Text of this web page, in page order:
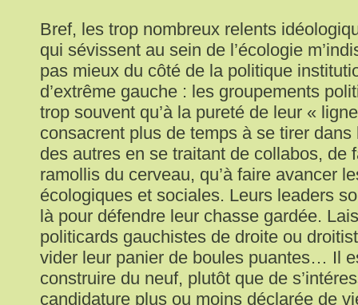
Bref, les trop nombreux relents
qui sévissent au sein de l’écologie
pas mieux du côté de la politique
d’extrême gauche : les groupements
trop souvent qu’à la pureté de leur «
consacrent plus de temps à se tirer
des autres en se traitant de collabos, de
ramollis du cerveau, qu’à faire avancer
écologiques et sociales. Leurs leaders
là pour défendre leur chasse gardée.
politicards gauchistes de droite ou
vider leur panier de boules puantes… Il
construire du neuf, plutôt que de
candidature plus ou moins déclarée de